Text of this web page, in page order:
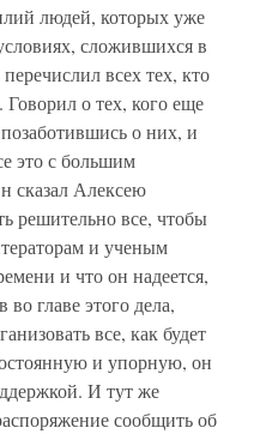
людей, которых уже
сложившихся в
всех тех, кто
Говорил о тех, кого еще
о них, и
это с большим
сказал Алексею
решительно все, чтобы
и ученым
и что он надеется,
главе этого дела,
все, как будет
и упорную, он
И тут же
сообщить об